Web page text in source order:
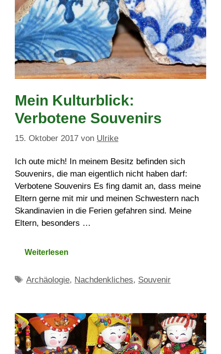
Mein Kulturblick:
Verbotene Souvenirs
15. Oktober 2017 von Ulrike
Ich oute mich! In meinem Besitz befinden sich
Souvenirs, die man eigentlich nicht haben darf:
Verbotene Souvenirs Es fing damit an, dass meine
Eltern gerne mit mir und meinen Schwestern nach
Skandinavien in die Ferien gefahren sind. Meine
Eltern, besonders …
Weiterlesen
Schlagwörter
Archäologie, Nachdenkliches, Souvenir